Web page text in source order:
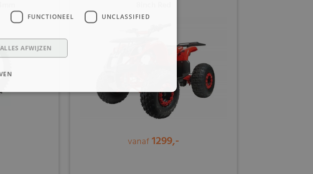
vanaf1299,-
FUNCTIONEEL UNCLASSIFIED
ALLES AFWIJZEN